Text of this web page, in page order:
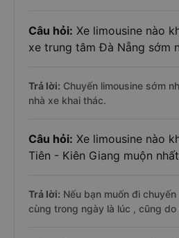
Câu hỏi: Xe limousine nào
xe trung tâm Đà Nẵng sớm
Trả lời: Chuyến limousine sớm
nhà xe khai thác.
Câu hỏi: Xe limousine nào
Tiên - Kiên Giang muộn
Trả lời: Nếu bạn muốn đi
cùng trong ngày là lúc , cũng do